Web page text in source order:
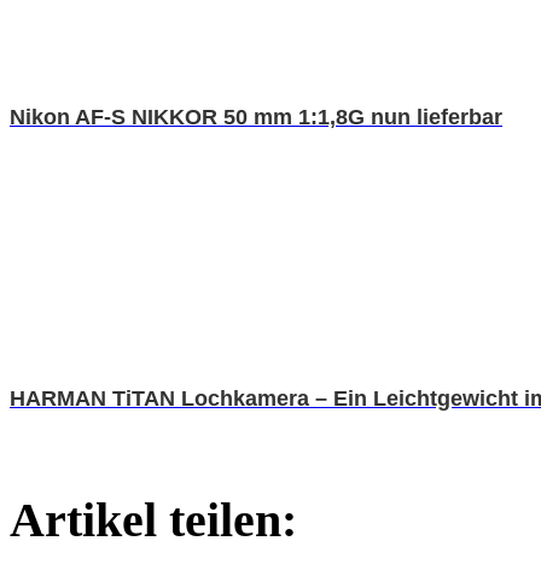
Nikon AF-S NIKKOR 50 mm 1:1,8G nun lieferbar
HARMAN TiTAN Lochkamera – Ein Leichtgewicht
Artikel teilen: